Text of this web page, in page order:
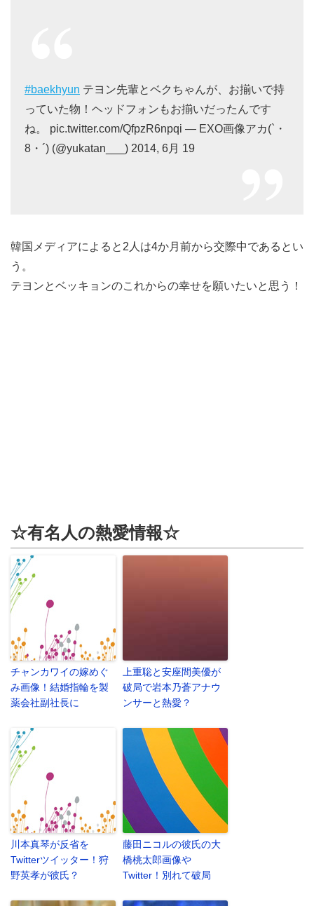
#baekhyun テヨン先輩とベクちゃんが、お揃いで持
っていた物！ヘッドフォンもお揃いだったんです
ね。 pic.twitter.com/QfpzR6npqi — EXO画像アカ(`・
8・´) (@yukatan___) 2014, 6月 19
韓国メディアによると2人は4か月前から交際中であるとい
う。
テヨンとベッキョンのこれからの幸せを願いたいと思う！
☆有名人の熱愛情報☆
チャンカワイの嫁めぐ
み画像！結婚指輪を製
薬会社副社長に
上重聡と安座間美優が
破局で岩本乃蒼アナウ
ンサーと熱愛？
川本真琴が反省を
Twitterツイッター！狩
野英孝が彼氏？
藤田ニコルの彼氏の大
橋桃太郎画像や
Twitter！別れて破局